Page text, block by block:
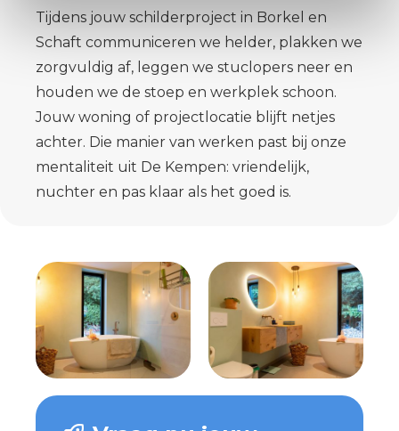
Tijdens jouw schilderproject in Borkel en
Schaft communiceren we helder, plakken we
zorgvuldig af, leggen we stuclopers neer en
houden we de stoep en werkplek schoon.
Jouw woning of projectlocatie blijft netjes
achter. Die manier van werken past bij onze
mentaliteit uit De Kempen: vriendelijk,
nuchter en pas klaar als het goed is.